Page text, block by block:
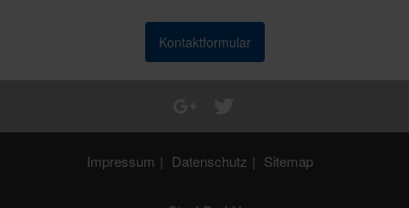
Kontaktformular
Impressum Datenschutz Sitemap